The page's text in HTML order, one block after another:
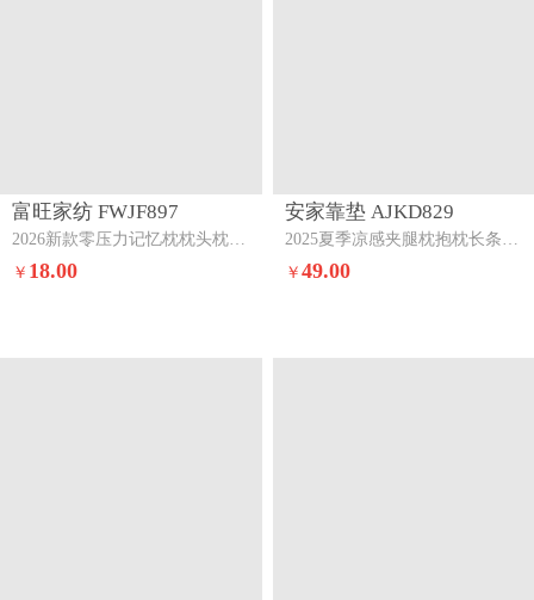
富旺家纺 FWJF897
2026新款零压力记忆枕枕头枕芯记忆枕-灰色
￥ 18.00
安家靠垫 AJKD829
2025夏季凉感夹腿枕抱枕长条枕孕妇枕床头靠背靠垫跨境外贸【有】春夏秋季-樱花粉
￥ 49.00